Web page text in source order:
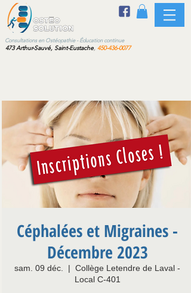
en Ostéopathie - Éducation continue
473 Arthur-Sauvé, Saint-Eustache, 450-436-0077
Céphalées et Migraines -
Décembre 2023
sam. 09 déc.
  |
Collège Letendre de Laval -
Local C-401